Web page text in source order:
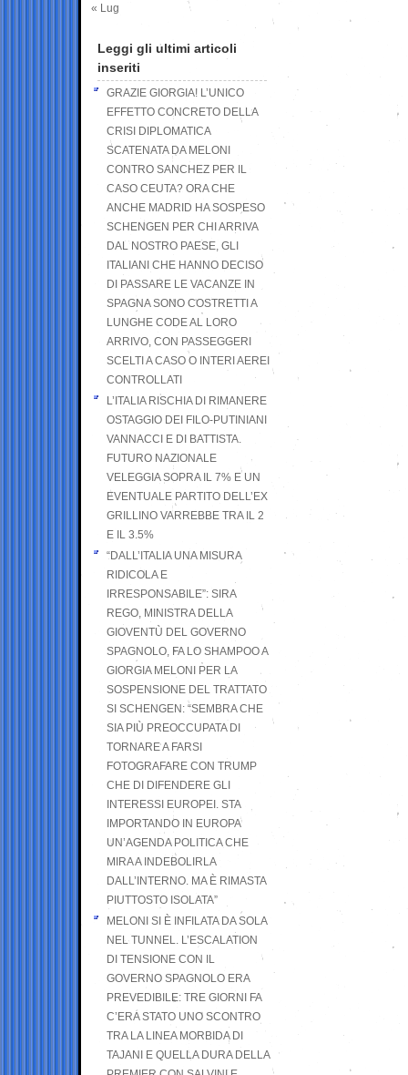
« Lug
Leggi gli ultimi articoli
inseriti
GRAZIE GIORGIA! L’UNICO
EFFETTO CONCRETO DELLA
CRISI DIPLOMATICA
SCATENATA DA MELONI
CONTRO SANCHEZ PER IL
CASO CEUTA? ORA CHE
ANCHE MADRID HA SOSPESO
SCHENGEN PER CHI ARRIVA
DAL NOSTRO PAESE, GLI
ITALIANI CHE HANNO DECISO
DI PASSARE LE VACANZE IN
SPAGNA SONO COSTRETTI A
LUNGHE CODE AL LORO
ARRIVO, CON PASSEGGERI
SCELTI A CASO O INTERI AEREI
CONTROLLATI
L’ITALIA RISCHIA DI RIMANERE
OSTAGGIO DEI FILO-PUTINIANI
VANNACCI E DI BATTISTA.
FUTURO NAZIONALE
VELEGGIA SOPRA IL 7% E UN
EVENTUALE PARTITO DELL’EX
GRILLINO VARREBBE TRA IL 2
E IL 3.5%
“DALL’ITALIA UNA MISURA
RIDICOLA E
IRRESPONSABILE”: SIRA
REGO, MINISTRA DELLA
GIOVENTÙ DEL GOVERNO
SPAGNOLO, FA LO SHAMPOO A
GIORGIA MELONI PER LA
SOSPENSIONE DEL TRATTATO
SI SCHENGEN: “SEMBRA CHE
SIA PIÙ PREOCCUPATA DI
TORNARE A FARSI
FOTOGRAFARE CON TRUMP
CHE DI DIFENDERE GLI
INTERESSI EUROPEI. STA
IMPORTANDO IN EUROPA
UN’AGENDA POLITICA CHE
MIRA A INDEBOLIRLA
DALL’INTERNO. MA È RIMASTA
PIUTTOSTO ISOLATA”
MELONI SI È INFILATA DA SOLA
NEL TUNNEL. L’ESCALATION
DI TENSIONE CON IL
GOVERNO SPAGNOLO ERA
PREVEDIBILE: TRE GIORNI FA
C’ERA STATO UNO SCONTRO
TRA LA LINEA MORBIDA DI
TAJANI E QUELLA DURA DELLA